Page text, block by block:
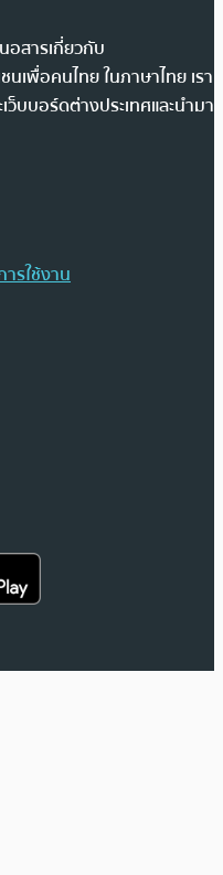
อสารเกี่ยวกับ
นเพื่อคนไทย ในภาษาไทย เรา
บบอร์ดต่างประเทศและนำมา
รใช้งาน